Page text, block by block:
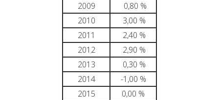
2009
0,80 %
2010
3,00 %
2011
2,40 %
2012
2,90 %
2013
0,30 %
2014
-1,00 %
2015
0,00 %